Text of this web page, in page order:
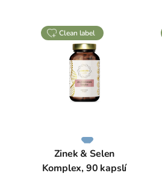
clean label
Zinek & Selen
Komplex, 90 kapslí